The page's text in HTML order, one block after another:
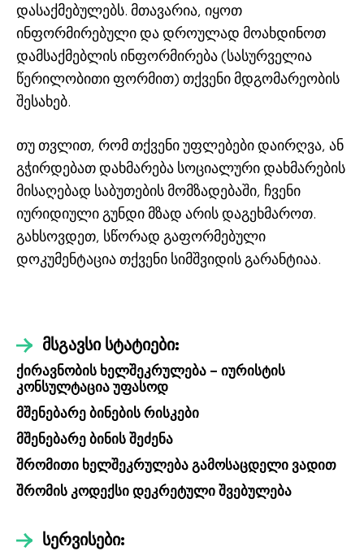
დასაქმებულებს. მთავარია, იყოთ
ინფორმირებული და დროულად მოახდინოთ
დამსაქმებლის ინფორმირება (სასურველია
წერილობითი ფორმით) თქვენი მდგომარეობის
შესახებ.
თუ თვლით, რომ თქვენი უფლებები დაირღვა, ან
გჭირდებათ დახმარება სოციალური დახმარების
მისაღებად საბუთების მომზადებაში, ჩვენი
იურიდიული გუნდი მზად არის დაგეხმაროთ.
გახსოვდეთ, სწორად გაფორმებული
დოკუმენტაცია თქვენი სიმშვიდის გარანტიაა.
მსგავსი სტატიები:
ქირავნობის ხელშეკრულება – იურისტის
კონსულტაცია უფასოდ
მშენებარე ბინების რისკები
მშენებარე ბინის შეძენა
შრომითი ხელშეკრულება გამოსაცდელი ვადით
შრომის კოდექსი დეკრეტული შვებულება
სერვისები: